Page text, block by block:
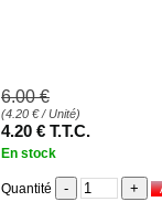
6.00 €
(4.20 €/ Unité)
4.20 € T.T.C.
En stock
Quantité